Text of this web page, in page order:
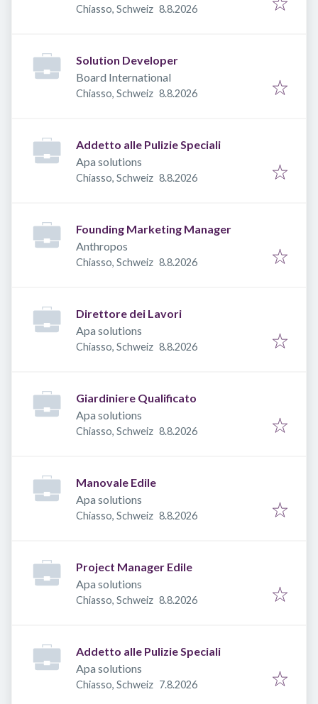
Chiasso, Schweiz Veröffentlicht
8.8.2026
Solution Developer
Board International
Chiasso, Schweiz Veröffentlicht
8.8.2026
Addetto alle Pulizie Speciali
Apa solutions
Chiasso, Schweiz Veröffentlicht
8.8.2026
Founding Marketing Manager
Anthropos
Chiasso, Schweiz Veröffentlicht
8.8.2026
Direttore dei Lavori
Apa solutions
Chiasso, Schweiz Veröffentlicht
8.8.2026
Giardiniere Qualificato
Apa solutions
Chiasso, Schweiz Veröffentlicht
8.8.2026
Manovale Edile
Apa solutions
Chiasso, Schweiz Veröffentlicht
8.8.2026
Project Manager Edile
Apa solutions
Chiasso, Schweiz Veröffentlicht
8.8.2026
Addetto alle Pulizie Speciali
Apa solutions
Chiasso, Schweiz Veröffentlicht
7.8.2026